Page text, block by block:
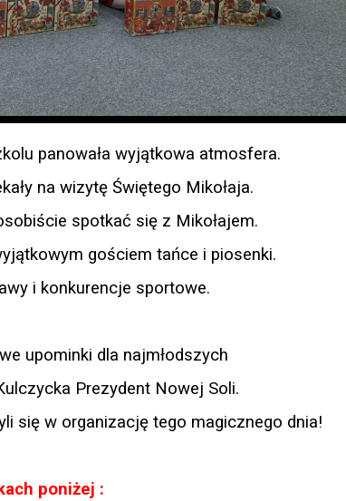
panowała wyjątkowa atmosfera.
na wizytę Świętego Mikołaja.
spotkać się z Mikołajem.
gościem tańce i piosenki.
i konkurencje sportowe.
upominki dla najmłodszych
Prezydent Nowej Soli.
się w organizację tego magicznego dnia!
poniżej :